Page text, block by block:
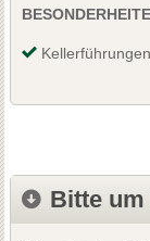
Kellerführungen
Bitte